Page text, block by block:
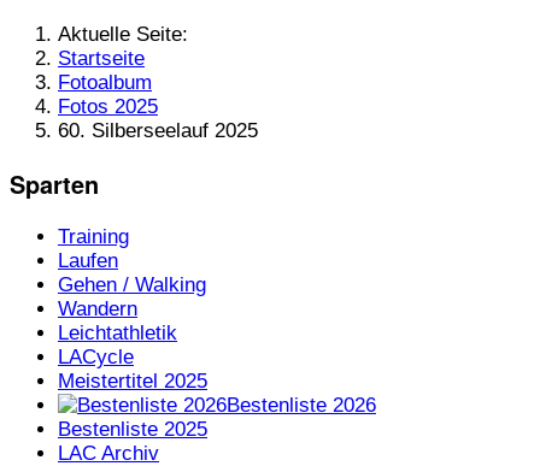
Aktuelle Seite:
Startseite
Fotoalbum
Fotos 2025
60. Silberseelauf 2025
Sparten
Training
Laufen
Gehen / Walking
Wandern
Leichtathletik
LACycle
Meistertitel 2025
Bestenliste 2026
Bestenliste 2025
LAC Archiv